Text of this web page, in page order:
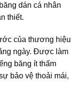
dán cá nhân
thiết.
của thương hiệu
ngày. Được làm
băng ít thấm
bảo vệ thoải mái,